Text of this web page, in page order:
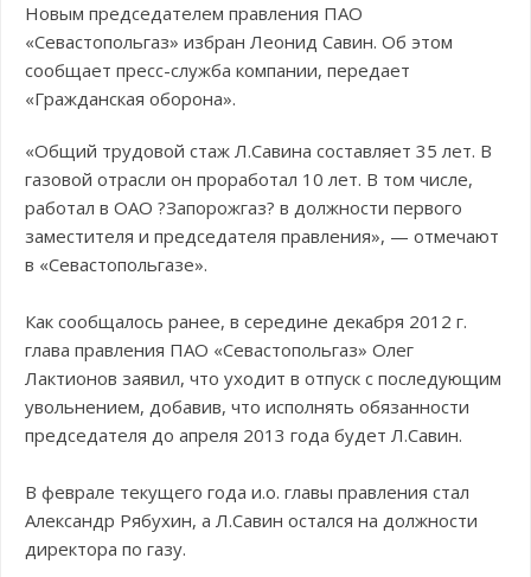
Новым председателем правления ПАО
«Севастопольгаз» избран Леонид Савин. Об этом
сообщает пресс-служба компании, передает
«Гражданская оборона».
«Общий трудовой стаж Л.Савина составляет 35 лет. В
газовой отрасли он проработал 10 лет. В том числе,
работал в ОАО ?Запорожгаз? в должности первого
заместителя и председателя правления», — отмечают
в «Севастопольгазе».
Как сообщалось ранее, в середине декабря 2012 г.
глава правления ПАО «Севастопольгаз» Олег
Лактионов заявил, что уходит в отпуск с последующим
увольнением, добавив, что исполнять обязанности
председателя до апреля 2013 года будет Л.Савин.
В феврале текущего года и.о. главы правления стал
Александр Рябухин, а Л.Савин остался на должности
директора по газу.